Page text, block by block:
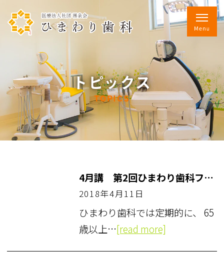
トピックス
TOPICS
4月講 第2回ひまわり歯科フレイル予防教室「あっぷ」
2018年4月11日
ひまわり歯科では定期的に、 65
歳以上…[read more]